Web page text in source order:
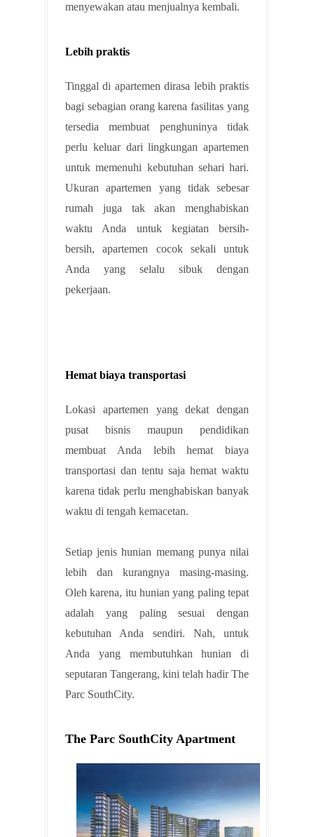
menyewakan atau menjualnya kembali.
Lebih praktis
Tinggal di apartemen dirasa lebih praktis
bagi sebagian orang karena fasilitas yang
tersedia membuat penghuninya tidak
perlu keluar dari lingkungan apartemen
untuk memenuhi kebutuhan sehari hari.
Ukuran apartemen yang tidak sebesar
rumah juga tak akan menghabiskan
waktu Anda untuk kegiatan bersih-
bersih, apartemen cocok sekali untuk
Anda yang selalu sibuk dengan
pekerjaan.
Hemat biaya transportasi
Lokasi apartemen yang dekat dengan
pusat bisnis maupun pendidikan
membuat Anda lebih hemat biaya
transportasi dan tentu saja hemat waktu
karena tidak perlu menghabiskan banyak
waktu di tengah kemacetan.
Setiap jenis hunian memang punya nilai
lebih dan kurangnya masing-masing.
Oleh karena, itu hunian yang paling tepat
adalah yang paling sesuai dengan
kebutuhan Anda sendiri. Nah, untuk
Anda yang membutuhkan hunian di
seputaran Tangerang, kini telah hadir The
Parc SouthCity.
The Parc SouthCity Apartment